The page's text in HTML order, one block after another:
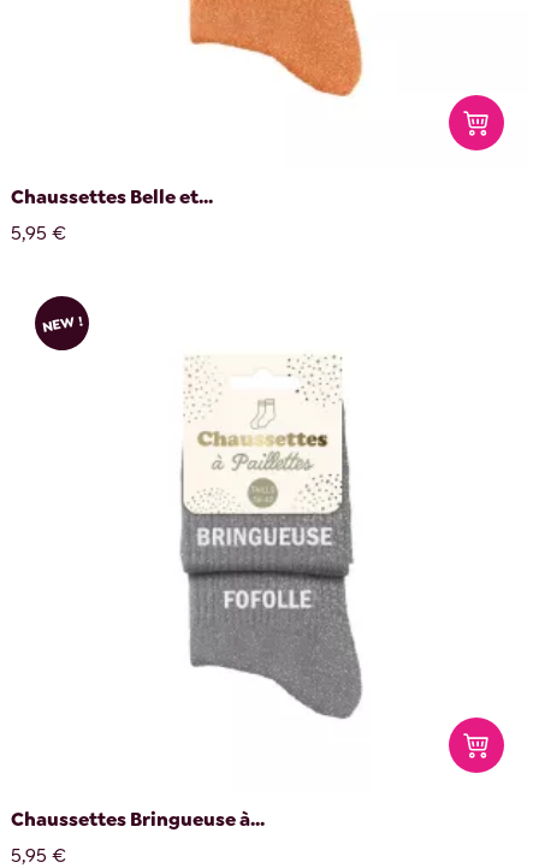
Chaussettes Belle et...
5,95 €
NEW !
Chaussettes Bringueuse à...
5,95 €